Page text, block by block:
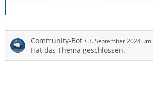
Community-Bot 3. September 2024 um
Hat das Thema geschlossen.